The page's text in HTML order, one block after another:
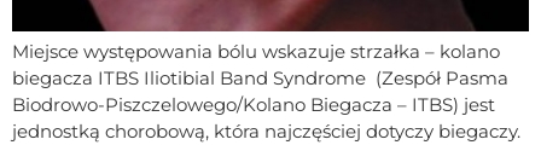
Miejsce występowania bólu wskazuje strzałka – kolano
biegacza ITBS Iliotibial Band Syndrome (Zespół Pasma
Biodrowo-Piszczelowego/Kolano Biegacza – ITBS) jest
jednostką chorobową, która najczęściej dotyczy biegaczy.